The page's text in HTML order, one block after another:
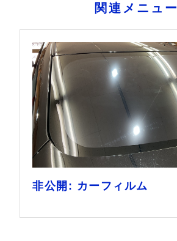
関連メニュー
非公開: カーフィルム